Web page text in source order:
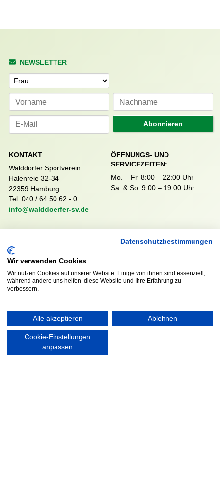
NEWSLETTER
Anrede
Abonnieren
KONTAKT
Walddörfer Sportverein
Halenreie 32-34
22359 Hamburg
Tel. 040 / 64 50 62 - 0
info@walddoerfer-sv.de
ÖFFNUNGS- UND
SERVICEZEITEN:
Mo. – Fr. 8:00 – 22:00 Uhr
Sa. & So. 9:00 – 19:00 Uhr
VEREINSSHOP
Nordsport.store
RECHTLICHES
Impressum
Datenschutzerklärung
Datenschutzbestimmungen
Wir verwenden Cookies
Wir nutzen Cookies auf unserer Website. Einige von ihnen sind essenziell,
während andere uns helfen, diese Website und Ihre Erfahrung zu
verbessern.
Alle akzeptieren Ablehnen
Cookie-Einstellungen
anpassen